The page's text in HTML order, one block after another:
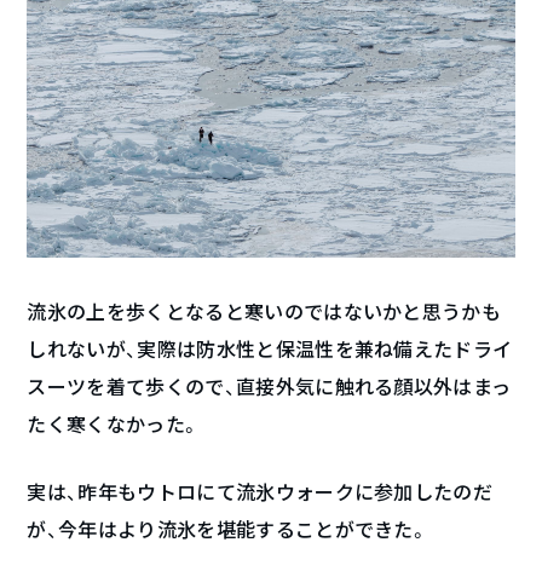
流氷の上を歩くとなると寒いのではないかと思うかも
しれないが、実際は防水性と保温性を兼ね備えたドライ
スーツを着て歩くので、直接外気に触れる顔以外はまっ
たく寒くなかった。
実は、昨年もウトロにて流氷ウォークに参加したのだ
が、今年はより流氷を堪能することができた。